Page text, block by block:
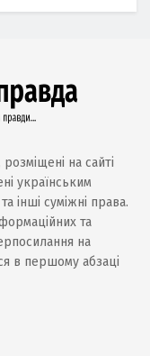
на сайті
українським
інші суміжні права.
та
на
в першому абзаці